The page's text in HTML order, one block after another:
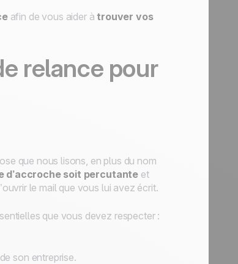
afin de vous aider à trouver vos
relance pour
que nous lisons, en plus du nom
d’accroche soit percutante et
le mail que vous lui avez écrit.
que vous devez respecter :
son entreprise.